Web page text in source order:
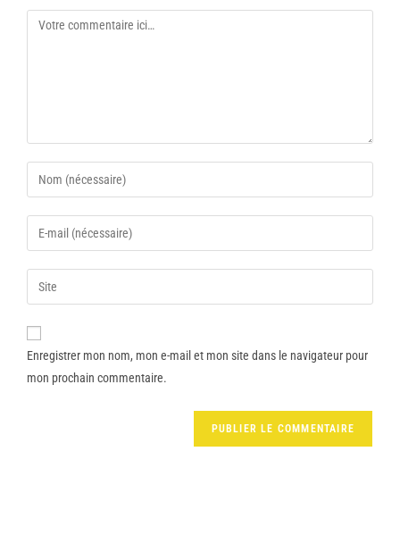
Enregistrer mon nom, mon e-mail et mon site dans le navigateur pour
mon prochain commentaire.